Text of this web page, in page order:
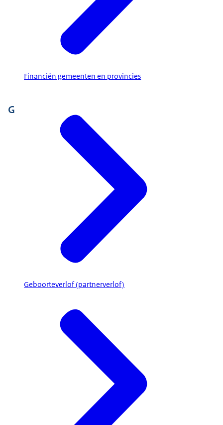
Financiën gemeenten en provincies
G
Geboorteverlof (partnerverlof)